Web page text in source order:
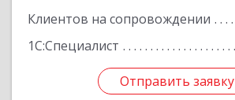
Клиентов на сопровождении
1С:Специалист
Отправить заявку
Отправить заявку